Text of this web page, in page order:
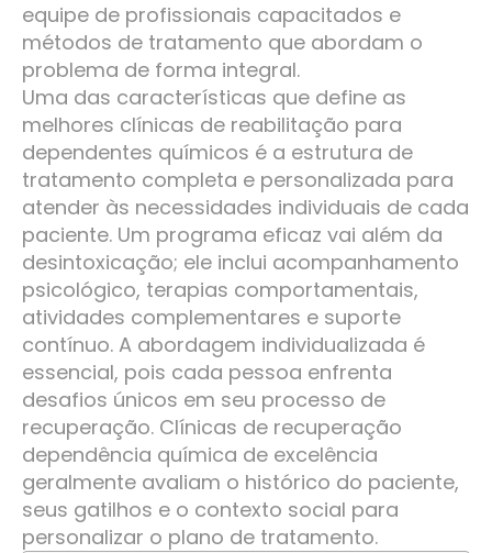
equipe de profissionais capacitados e
métodos de tratamento que abordam o
problema de forma integral.
Uma das características que define as
melhores clínicas de reabilitação para
dependentes químicos é a estrutura de
tratamento completa e personalizada para
atender às necessidades individuais de cada
paciente. Um programa eficaz vai além da
desintoxicação; ele inclui acompanhamento
psicológico, terapias comportamentais,
atividades complementares e suporte
contínuo. A abordagem individualizada é
essencial, pois cada pessoa enfrenta
desafios únicos em seu processo de
recuperação. Clínicas de recuperação
dependência química de excelência
geralmente avaliam o histórico do paciente,
seus gatilhos e o contexto social para
personalizar o plano de tratamento.